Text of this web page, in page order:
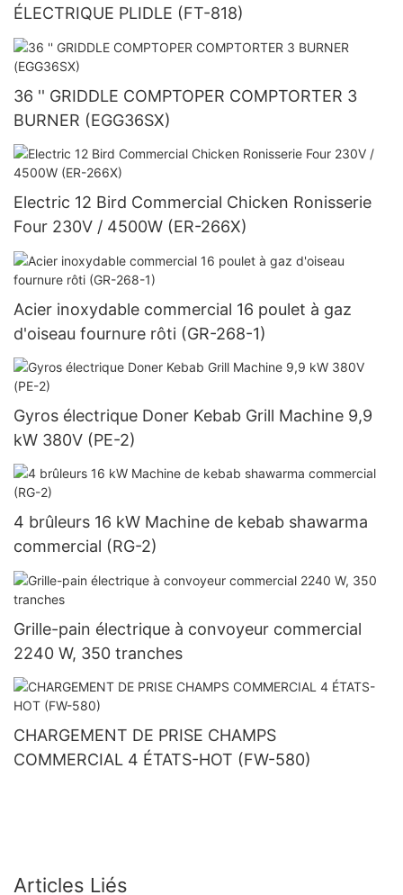
ÉLECTRIQUE PLIDLE (FT-818)
36 '' GRIDDLE COMPTOPER COMPTORTER 3
BURNER (EGG36SX)
Electric 12 Bird Commercial Chicken Ronisserie
Four 230V / 4500W (ER-266X)
Acier inoxydable commercial 16 poulet à gaz
d'oiseau fournure rôti (GR-268-1)
Gyros électrique Doner Kebab Grill Machine 9,9
kW 380V (PE-2)
4 brûleurs 16 kW Machine de kebab shawarma
commercial (RG-2)
Grille-pain électrique à convoyeur commercial
2240 W, 350 tranches
CHARGEMENT DE PRISE CHAMPS
COMMERCIAL 4 ÉTATS-HOT (FW-580)
Articles Liés